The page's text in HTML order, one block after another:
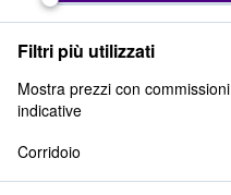
Filtri più utilizzati
Mostra prezzi con commissioni
indicative
Corridoio